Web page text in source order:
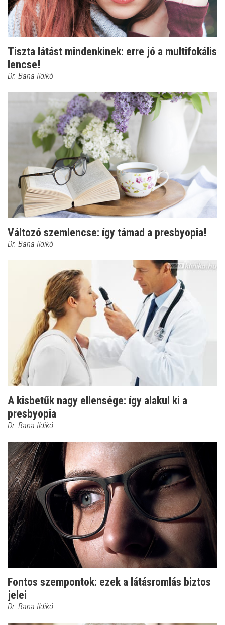
Tiszta látást mindenkinek: erre jó a multifokális
lencse!
Dr. Bana Ildikó
Változó szemlencse: így támad a presbyopia!
Dr. Bana Ildikó
A kisbetűk nagy ellensége: így alakul ki a
presbyopia
Dr. Bana Ildikó
Fontos szempontok: ezek a látásromlás biztos
jelei
Dr. Bana Ildikó